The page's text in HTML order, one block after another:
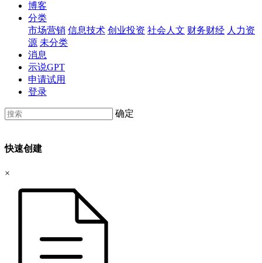
博客
分类
市场营销 信息技术 创业投资 社会人文 财务财经 人力资
源 未分类
消息
示说GPT
申请试用
登录
确定
快速创建
×